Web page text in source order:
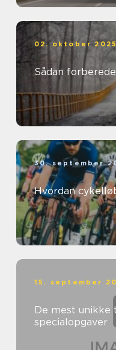
02. oktober 2025
Sådan
30. september
Hvordan
15. september
De mest
specialopgaver